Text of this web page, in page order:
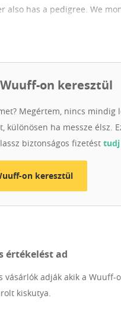
also has a pedigree. We
The puppies
on keresztül
Megértem, nincs mindig
különösen ha messze élsz.
biztonságos fizetést
on keresztül
értékelést ad
vásárlók adják akik a
kiskutya.